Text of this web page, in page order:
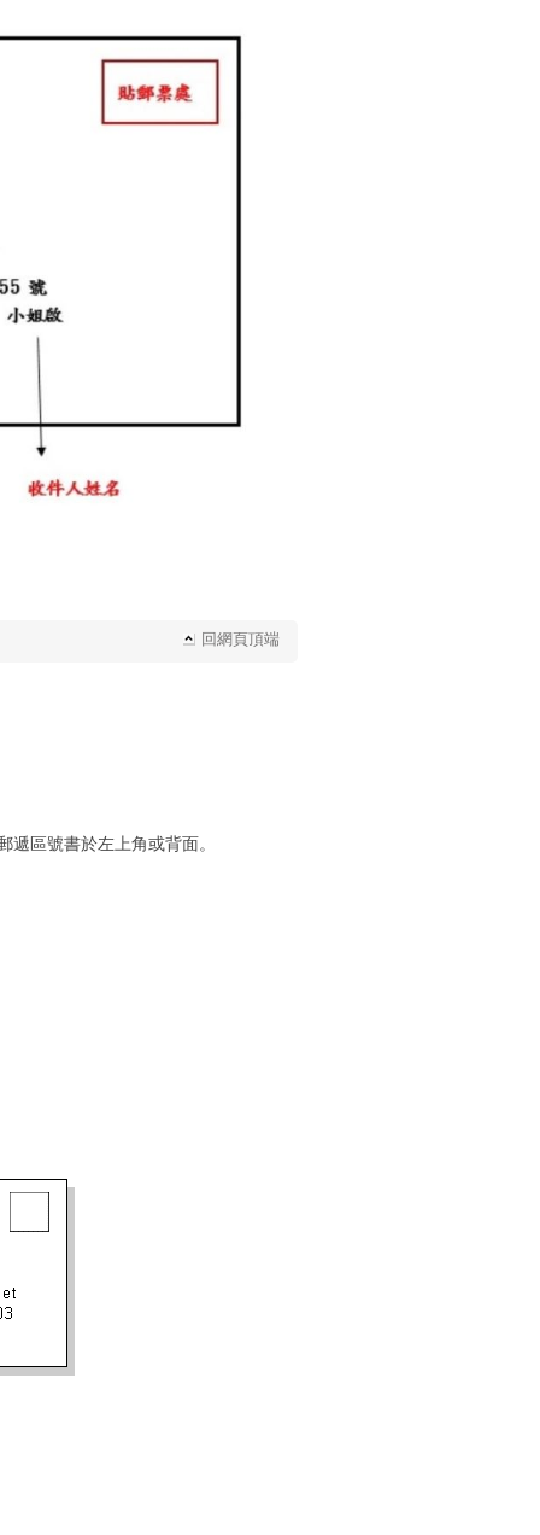
回網頁頂端
區號書於左上角或背面。